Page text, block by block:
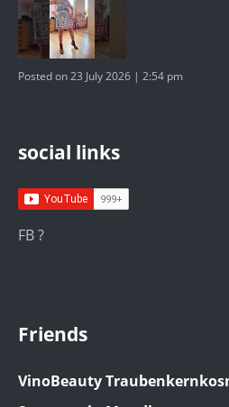
Posted on 23 July 2026 | 2:54 pm
social links
FB ?
Friends
VinoBeauty